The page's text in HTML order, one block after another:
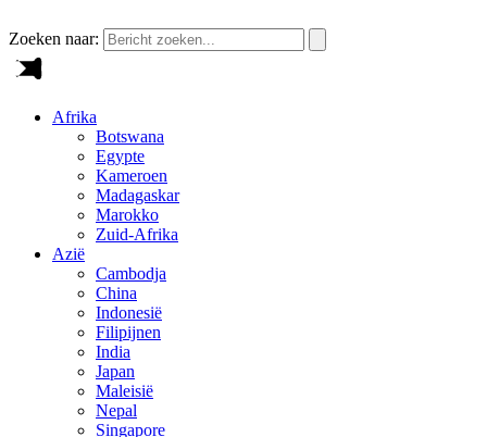
Zoeken naar:
Afrika
Botswana
Egypte
Kameroen
Madagaskar
Marokko
Zuid-Afrika
Azië
Cambodja
China
Indonesië
Filipijnen
India
Japan
Maleisië
Nepal
Singapore